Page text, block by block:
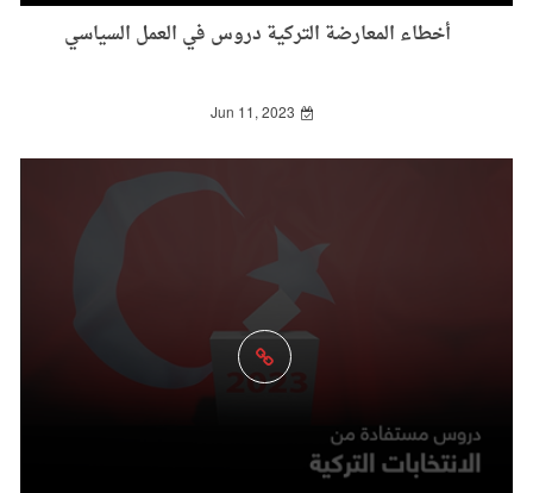
أخطاء المعارضة التركية دروس في العمل السياسي
Jun 11, 2023